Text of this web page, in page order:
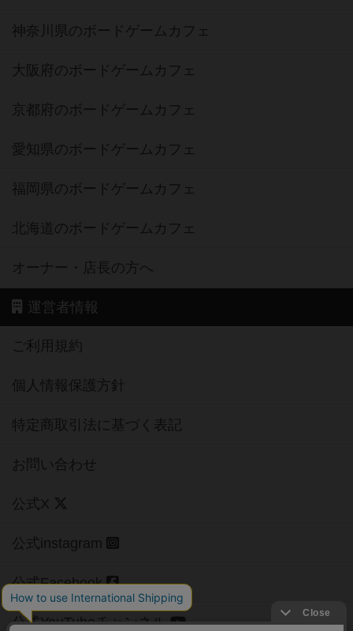
神奈川県のボードゲームカフェ
大阪府のボードゲームカフェ
京都府のボードゲームカフェ
愛知県のボードゲームカフェ
福岡県のボードゲームカフェ
北海道のボードゲームカフェ
オーナー・店長の方へ
運営者情報
ご利用規約
個人情報保護方針
特定商取引法に基づく表記
お問い合わせ
公式X
公式instagram
公式Facebook
公式YouTubeチャンネル